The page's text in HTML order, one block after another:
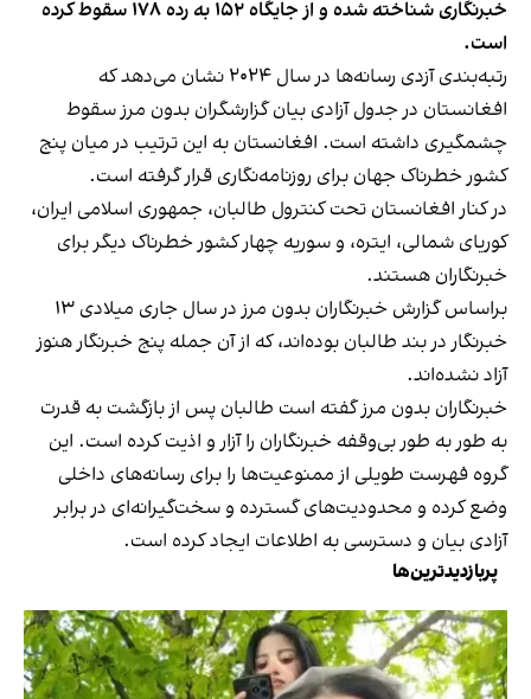
خبرنگاری شناخته شده و از جایگاه ۱۵۲ به رده ۱۷۸ سقوط کرده
است.
رتبه‌بندی آزدی رسانه‌ها در سال ۲۰۲۴ نشان می‌دهد که
افغانستان در جدول آزادی بیان گزارشگران بدون مرز سقوط
چشمگیری داشته است. افغانستان به این ترتیب در میان پنج
کشور خطرناک جهان برای روزنامه‌نگاری قرار گرفته است.
در کنار افغانستان تحت کنترول طالبان، جمهوری اسلامی ایران،
کوریای شمالی، ایتره، و سوریه چهار کشور خطرناک دیگر برای
خبرنگاران هستند.
براساس گزارش خبرنگاران بدون مرز در سال جاری میلادی ۱۳
خبرنگار در بند طالبان بوده‌اند، که از آن جمله پنج خبرنگار هنوز
آزاد نشده‌اند.
خبرنگاران بدون مرز گفته است طالبان پس از بازگشت به قدرت
به طور به طور بی‌وقفه خبرنگاران را آزار و اذیت کرده است. این
گروه فهرست طویلی از ممنوعیت‌ها را برای رسانه‌های داخلی
وضع کرده و محدودیت‌های گسترده‌ و سخت‌گیرانه‌ای در برابر
آزادی بیان و دسترسی به اطلاعات ایجاد کرده است.
پربازدیدترین‌ها